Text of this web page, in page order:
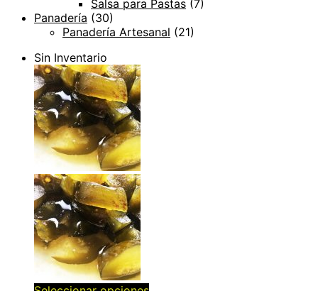
Salsa para Pastas (7)
Panadería (30)
Panadería Artesanal (21)
Sin Inventario